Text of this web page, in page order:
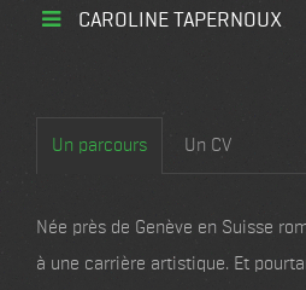
CAROLINE TAPERNOUX
Un parcours Un CV
Née près de Genève en Suisse
à une carrière artistique. Et